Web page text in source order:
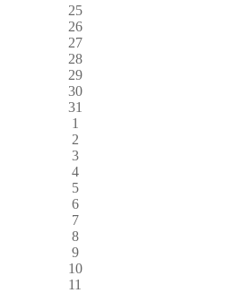
25
26
27
28
29
30
31
1
2
3
4
5
6
7
8
9
10
11